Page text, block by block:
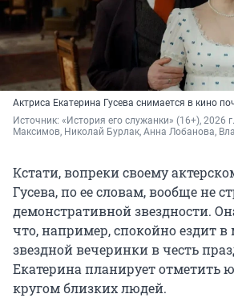
Актриса Екатерина Гусева снимается в кино
Источник: «История его служанки» (16+), 2026
Максимов, Николай Бурлак, Анна Лобанова,
Кстати, вопреки своему
Гусева, по ее словам, вообще не
демонстративной звездности.
что, например, спокойно ездит в
звездной вечеринки в честь
Екатерина планирует отметить
кругом близких людей.